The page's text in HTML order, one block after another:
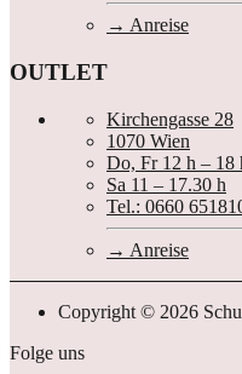
Anreise
OUTLET
Kirchengasse 28
1070 Wien
Do, Fr 12 h – 18
Sa 11 – 17.30 h
Tel.: 0660
Anreise
Copyright © 2026
Folge uns